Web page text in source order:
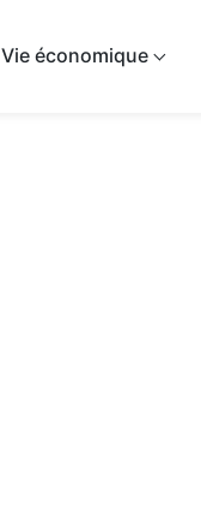
Vie économique